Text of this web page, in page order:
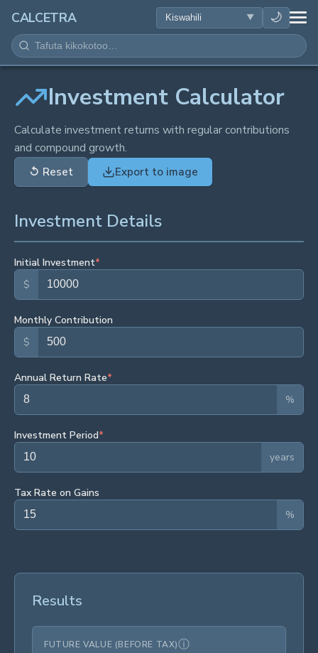
CALCETRA 🌙
HESABU
UONGOFU
SAYANSI
KILA SIKU
Investment Calculator
Calculate investment returns with regular contributions
and compound growth.
↺ Reset Export to image
Investment Details
Initial Investment*
$
Monthly Contribution
$
Annual Return Rate*
%
Investment Period*
years
Tax Rate on Gains
%
Results
FUTURE VALUE (BEFORE TAX)ⓘ